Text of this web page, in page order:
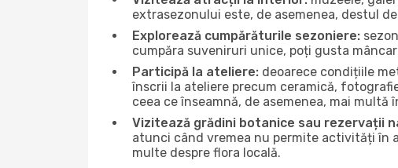
extrasezonului este, de asemenea, destul
Explorează cumpărăturile sezoniere:
cumpăra suveniruri unice, poți gusta
Participă la ateliere: deoarece condițiile
înscrii la ateliere precum ceramică,
ceea ce înseamnă, de asemenea, mai multă
Vizitează grădini botanice sau rezervații
atunci când vremea nu permite activități în
multe despre flora locală.